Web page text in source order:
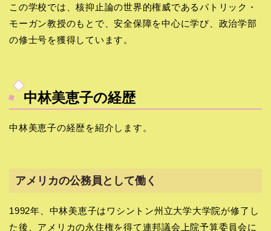
この学校では、核抑止論の世界的権威であるパトリック・
モーガン教授のもとで、安全保障を中心に学び、政治学部
の修士号を獲得しています。
中林美恵子の経歴
中林美恵子の経歴を紹介します。
アメリカの公務員として働く
1992年、中林美恵子はワシントン州立大学大学院が修了し
た後、アメリカの永住権を得て連邦議会上院予算委員会に